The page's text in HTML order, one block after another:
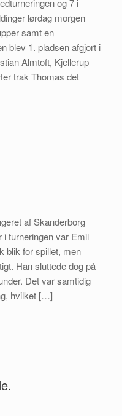
og 7 i
lørdag morgen
samt en
blev 1. pladsen afgjort i
Almtoft, Kjellerup
trak Thomas det
af Skanderborg
turneringen var Emil
blik for spillet, men
Han sluttede dog på
Det var samtidig
hvilket […]